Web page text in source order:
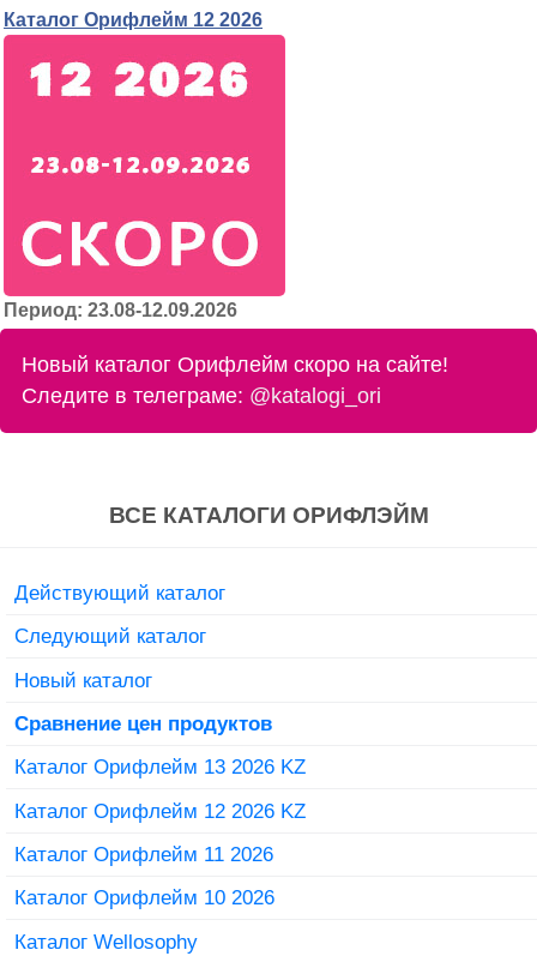
Каталог Орифлейм 12 2026
Период: 23.08-12.09.2026
Новый каталог Орифлейм скоро на сайте!
Следите в телеграме: @katalogi_ori
ВСЕ КАТАЛОГИ ОРИФЛЭЙМ
Действующий каталог
Следующий каталог
Новый каталог
Сравнение цен продуктов
Каталог Орифлейм 13 2026 KZ
Каталог Орифлейм 12 2026 KZ
Каталог Орифлейм 11 2026
Каталог Орифлейм 10 2026
Каталог Wellosophy